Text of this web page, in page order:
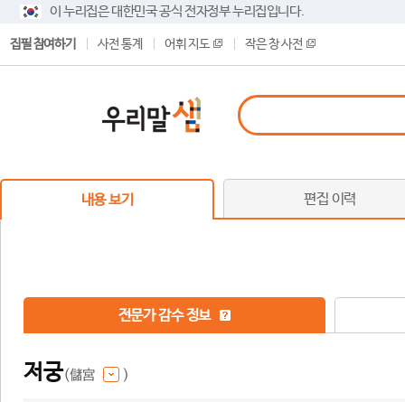
이 누리집은 대한민국 공식 전자정부 누리집입니다.
집필 참여하기 사전 통계 어휘 지도 작은 창 사전
내용 보기 편집 이력
전문가 감수 정보
저궁(儲宮 )